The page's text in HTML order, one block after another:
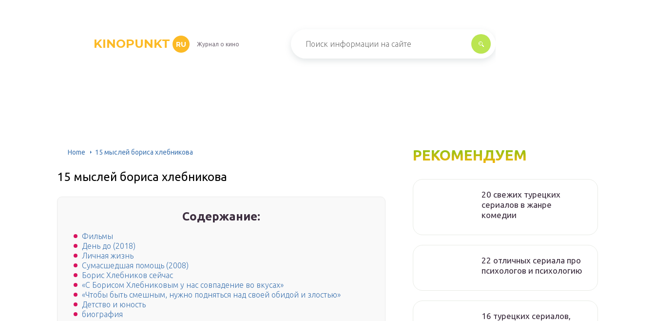
KINOPUNKT RU Журнал о кино
Home 15 мыслей бориса хлебникова
15 мыслей бориса хлебникова
Содержание:
Фильмы
День до (2018)
Личная жизнь
Сумасшедшая помощь (2008)
Борис Хлебников сейчас
«С Борисом Хлебниковым у нас совпадение во вкусах»
«Чтобы быть смешным, нужно подняться над своей обидой и злостью»
Детство и юность
биография
РЕКОМЕНДУЕМ
20 свежих турецких
сериалов в жанре
комедии
22 отличных сериала про
психологов и психологию
16 турецких сериалов,